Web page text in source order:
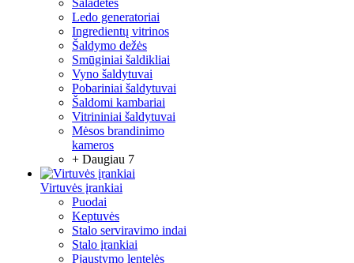
Saladetės
Ledo generatoriai
Ingredientų vitrinos
Šaldymo dežės
Smūginiai šaldikliai
Vyno šaldytuvai
Pobariniai šaldytuvai
Šaldomi kambariai
Vitrininiai šaldytuvai
Mėsos brandinimo
kameros
+ Daugiau 7
Virtuvės įrankiai
Puodai
Keptuvės
Stalo serviravimo indai
Stalo įrankiai
Pjaustymo lentelės